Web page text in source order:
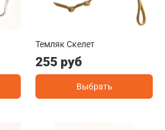
Темляк Скелет
255 руб
Выбрать